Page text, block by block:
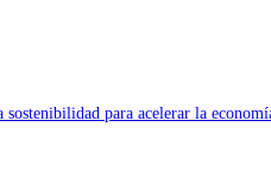
para acelerar la